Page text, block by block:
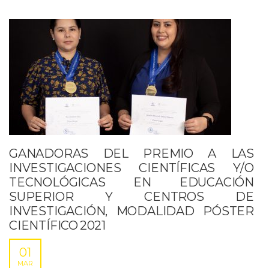
GANADORAS DEL PREMIO A LAS
INVESTIGACIONES CIENTÍFICAS Y/O
TECNOLÓGICAS EN EDUCACIÓN
SUPERIOR Y CENTROS DE
INVESTIGACIÓN, MODALIDAD PÓSTER
CIENTÍFICO 2021
01
MAR